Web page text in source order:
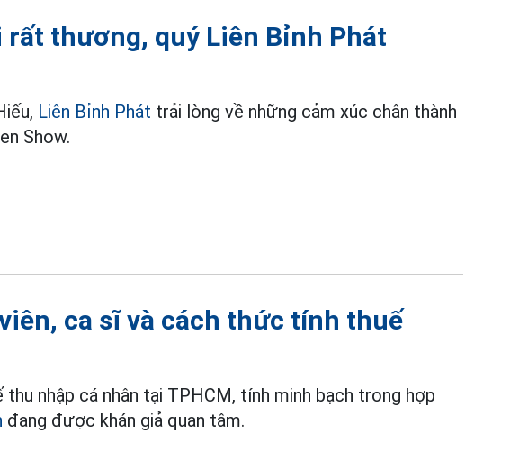
rất thương, quý Liên Bỉnh Phát
Liên Bỉnh Phát trải lòng về những cảm xúc chân thành
Show.
ca sĩ và cách thức tính thuế
nhập cá nhân tại TPHCM, tính minh bạch trong hợp
đang được khán giả quan tâm.